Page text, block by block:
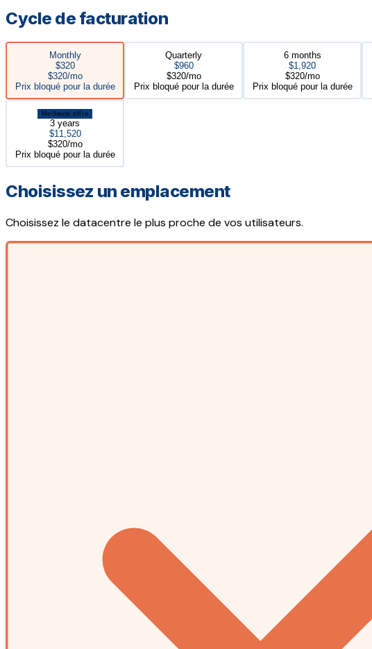
Cycle de facturation
Monthly
$320
$320/mo
Prix bloqué pour la durée
Quarterly
$960
$320/mo
Prix bloqué pour la durée
6 months
$1,920
$320/mo
Prix bloqué pour la durée
Meilleure offre
3 years
$11,520
$320/mo
Prix bloqué pour la durée
Choisissez un emplacement
Choisissez le datacentre le plus proche de vos utilisateurs.